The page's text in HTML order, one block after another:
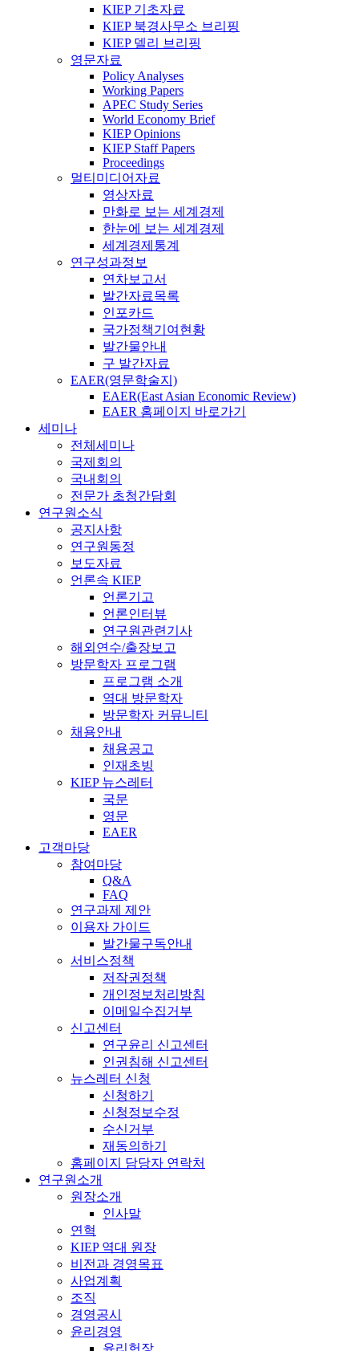
KIEP 기초자료
KIEP 북경사무소 브리핑
KIEP 델리 브리핑
영문자료
Policy Analyses
Working Papers
APEC Study Series
World Economy Brief
KIEP Opinions
KIEP Staff Papers
Proceedings
멀티미디어자료
영상자료
만화로 보는 세계경제
한눈에 보는 세계경제
세계경제통계
연구성과정보
연차보고서
발간자료목록
인포카드
국가정책기여현황
발간물안내
구 발간자료
EAER(영문학술지)
EAER(East Asian Economic Review)
EAER 홈페이지 바로가기
세미나
전체세미나
국제회의
국내회의
전문가 초청간담회
연구원소식
공지사항
연구원동정
보도자료
언론속 KIEP
언론기고
언론인터뷰
연구원관련기사
해외연수/출장보고
방문학자 프로그램
프로그램 소개
역대 방문학자
방문학자 커뮤니티
채용안내
채용공고
인재초빙
KIEP 뉴스레터
국문
영문
EAER
고객마당
참여마당
Q&A
FAQ
연구과제 제안
이용자 가이드
발간물구독안내
서비스정책
저작권정책
개인정보처리방침
이메일수집거부
신고센터
연구윤리 신고센터
인권침해 신고센터
뉴스레터 신청
신청하기
신청정보수정
수신거부
재동의하기
홈페이지 담당자 연락처
연구원소개
원장소개
인사말
연혁
KIEP 역대 원장
비전과 경영목표
사업계획
조직
경영공시
윤리경영
윤리헌장